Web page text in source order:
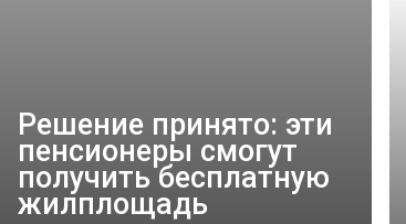
Решение принято: эти
пенсионеры смогут
получить бесплатную
жилплощадь